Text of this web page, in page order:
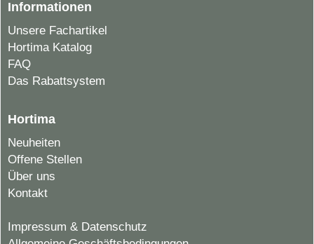
Informationen
Unsere Fachartikel
Hortima Katalog
FAQ
Das Rabattsystem
Hortima
Neuheiten
Offene Stellen
Über uns
Kontakt
Impressum & Datenschutz